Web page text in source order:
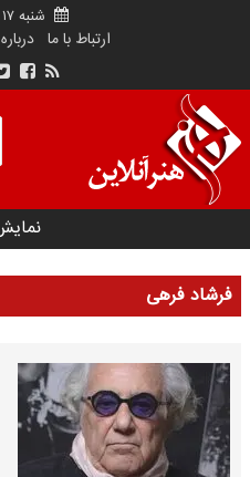
شنبه ۱۷ مرداد ۱۴۰۵
ارتباط با ما
فرشاد فرهی